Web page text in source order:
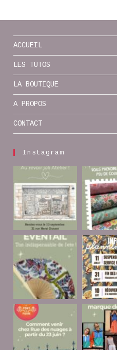
ACCUEIL
LES TUTOS
LA BOUTIQUE
A PROPOS
CONTACT
Instagram